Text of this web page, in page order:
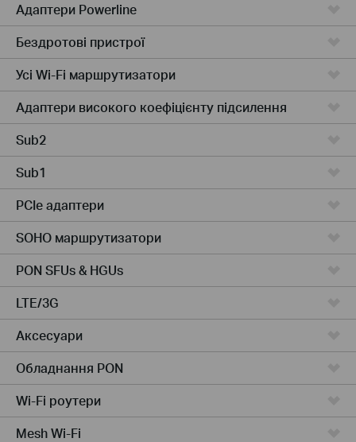
Адаптери Powerline
Бездротові пристрої
Усі Wi-Fi маршрутизатори
Адаптери високого коефіцієнту підсилення
Sub2
Sub1
PCIe адаптери
SOHO маршрутизатори
PON SFUs & HGUs
LTE/3G
Аксесуари
Обладнання PON
Wi-Fi роутери
Mesh Wi-Fi